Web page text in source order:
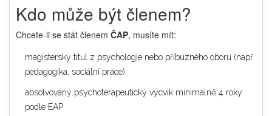
Kdo může být členem?
Chcete-li se stát členem ČAP, musíte mít:
magisterský titul z psychologie nebo příbuzného oboru (např.
pedagogika, sociální práce)
absolvovaný psychoterapeutický výcvik minimálně 4 roky
podle EAP